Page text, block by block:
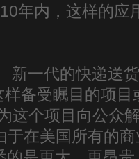
年内，这样的应
新一代的快递送
样备受瞩目的项
这个项目向公众
于在美国所有的